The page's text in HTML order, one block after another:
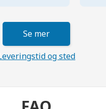
Se mer
og sted